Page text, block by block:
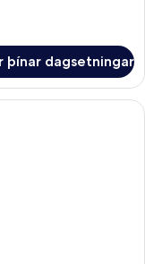
þínar dagsetningar